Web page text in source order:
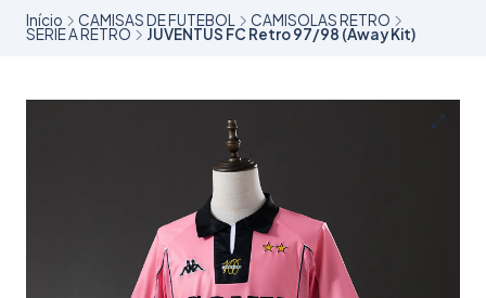
Início CAMISAS DE FUTEBOL CAMISOLAS RETRO
SERIE A RETRO JUVENTUS FC Retro 97/98 (Away Kit)